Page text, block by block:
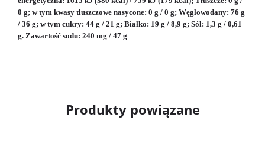
0 g; w tym kwasy tłuszczowe nasycone: 0 g / 0 g; Węglowodany: 76 g
/ 36 g; w tym cukry: 44 g / 21 g; Białko: 19 g / 8,9 g; Sól: 1,3 g / 0,61
g. Zawartość sodu: 240 mg / 47 g
Produkty powiązane